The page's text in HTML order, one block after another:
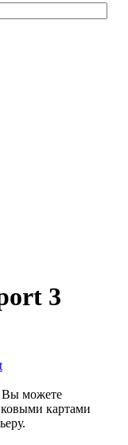
3
Вы можете
картами